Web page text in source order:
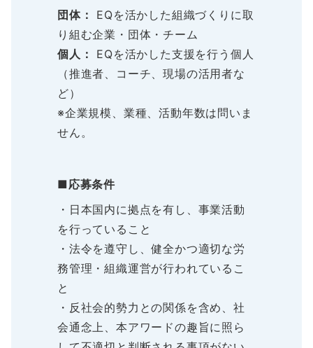
団体：
EQを活かした組織づくりに取
り組む企業・団体・チーム
個人：
EQを活かした支援を行う個人
（推進者、コーチ、現場の活用者な
ど）
※企業規模、業種、活動年数は問いま
せん。
■ 応募条件
・日本国内に拠点を有し、事業活動
を行っていること
・法令を遵守し、健全かつ適切な労
務管理・組織運営が行われているこ
と
・反社会的勢力との関係を含め、社
会通念上、本アワードの趣旨に照ら